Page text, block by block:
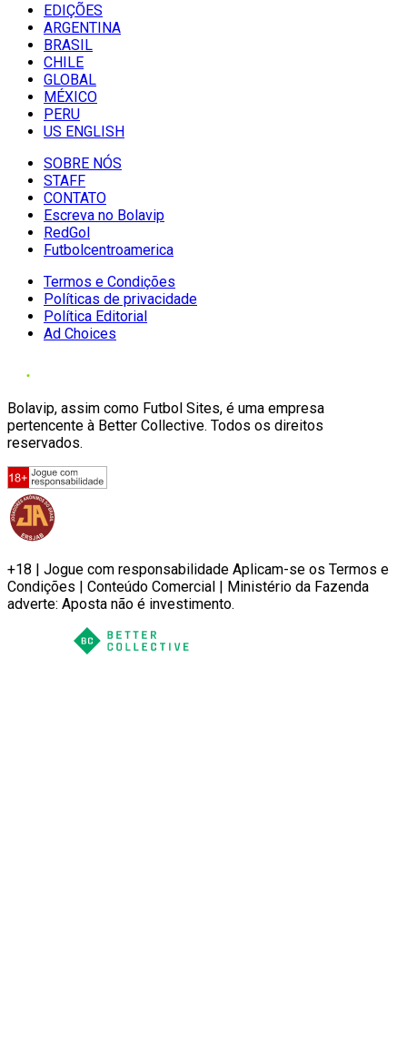
EDIÇÕES
ARGENTINA
BRASIL
CHILE
GLOBAL
MÉXICO
PERU
US ENGLISH
SOBRE NÓS
STAFF
CONTATO
Escreva no Bolavip
RedGol
Futbolcentroamerica
Termos e Condições
Políticas de privacidade
Política Editorial
Ad Choices
Bolavip, assim como Futbol Sites, é uma empresa
pertencente à Better Collective. Todos os direitos
reservados.
+18 | Jogue com responsabilidade Aplicam-se os Termos e
Condições | Conteúdo Comercial | Ministério da Fazenda
adverte: Aposta não é investimento.